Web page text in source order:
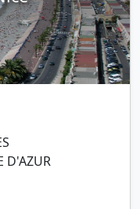
D'AZUR